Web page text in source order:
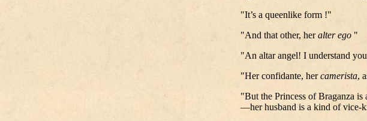
"It’s a queenlike form !"
"And that other, heralter ego "
"An altar angel! I understand
"Her confidante, hercamerista,
"But the Princess of Braganza
—her husband is a kind of vice-